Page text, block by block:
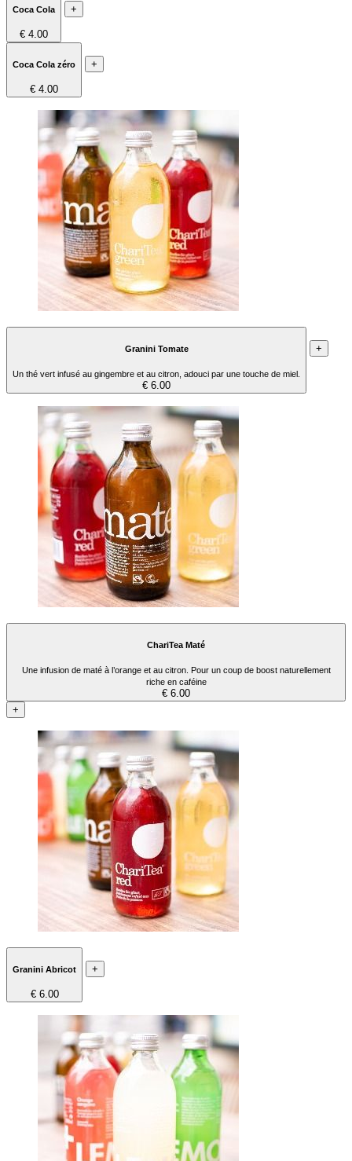
Coca Cola
€ 4.00
+
Coca Cola zéro
€ 4.00
+
Granini Tomate
Un thé vert infusé au gingembre et au citron, adouci par une touche de miel.
€ 6.00
+
ChariTea Maté
Une infusion de maté à l’orange et au citron. Pour un coup de boost naturellement
riche en caféine
€ 6.00
+
Granini Abricot
€ 6.00
+